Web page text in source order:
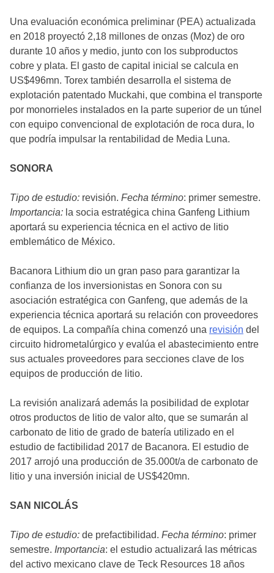
Una evaluación económica preliminar (PEA) actualizada
en 2018 proyectó 2,18 millones de onzas (Moz) de oro
durante 10 años y medio, junto con los subproductos
cobre y plata. El gasto de capital inicial se calcula en
US$496mn. Torex también desarrolla el sistema de
explotación patentado Muckahi, que combina el transporte
por monorrieles instalados en la parte superior de un túnel
con equipo convencional de explotación de roca dura, lo
que podría impulsar la rentabilidad de Media Luna.
SONORA
Tipo de estudio: revisión. Fecha término: primer semestre.
Importancia: la socia estratégica china Ganfeng Lithium
aportará su experiencia técnica en el activo de litio
emblemático de México.
Bacanora Lithium dio un gran paso para garantizar la
confianza de los inversionistas en Sonora con su
asociación estratégica con Ganfeng, que además de la
experiencia técnica aportará su relación con proveedores
de equipos. La compañía china comenzó una revisión del
circuito hidrometalúrgico y evalúa el abastecimiento entre
sus actuales proveedores para secciones clave de los
equipos de producción de litio.
La revisión analizará además la posibilidad de explotar
otros productos de litio de valor alto, que se sumarán al
carbonato de litio de grado de batería utilizado en el
estudio de factibilidad 2017 de Bacanora. El estudio de
2017 arrojó una producción de 35.000t/a de carbonato de
litio y una inversión inicial de US$420mn.
SAN NICOLÁS
Tipo de estudio: de prefactibilidad. Fecha término: primer
semestre. Importancia: el estudio actualizará las métricas
del activo mexicano clave de Teck Resources 18 años